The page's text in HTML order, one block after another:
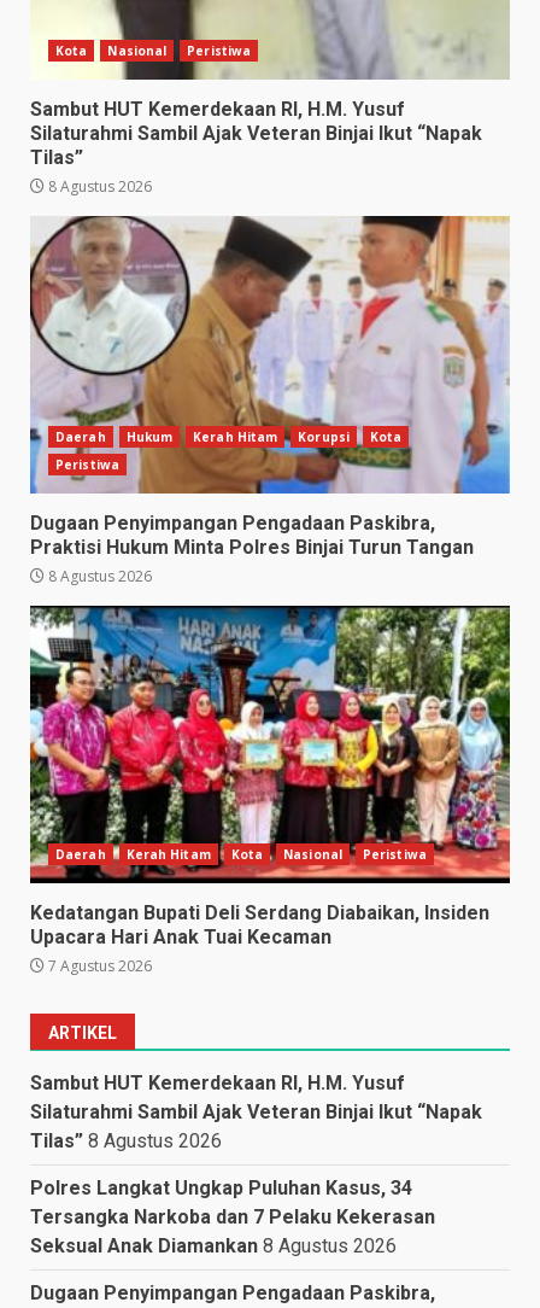
Kota Nasional Peristiwa
Sambut HUT Kemerdekaan RI, H.M. Yusuf
Silaturahmi Sambil Ajak Veteran Binjai Ikut “Napak
Tilas”
8 Agustus 2026
Daerah Hukum Kerah Hitam Korupsi
Kota
Peristiwa
Dugaan Penyimpangan Pengadaan Paskibra,
Praktisi Hukum Minta Polres Binjai Turun Tangan
8 Agustus 2026
Daerah Kerah Hitam Kota Nasional Peristiwa
Kedatangan Bupati Deli Serdang Diabaikan, Insiden
Upacara Hari Anak Tuai Kecaman
7 Agustus 2026
ARTIKEL
Sambut HUT Kemerdekaan RI, H.M. Yusuf
Silaturahmi Sambil Ajak Veteran Binjai Ikut “Napak
Tilas” 8 Agustus 2026
Polres Langkat Ungkap Puluhan Kasus, 34
Tersangka Narkoba dan 7 Pelaku Kekerasan
Seksual Anak Diamankan 8 Agustus 2026
Dugaan Penyimpangan Pengadaan Paskibra,